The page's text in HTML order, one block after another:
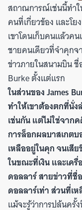
สถาณการณ์เช่นนี้ทำใ
คนที่เกี่ยวข้อง และโย
เขาโดนเก็บคนแล้วคน
ชายคนเดียวที่จำคุก
ข่าวภายในสนามบิน ชื่
Burke ตั้งแต่แรก
ในส่วนของ James
ทำให้เขาต้องตกที่นั่ง
เช่นกัน แต่ไม่ใช่จาก
การล็อกผลบาสเกต
เหลืออยู่ในคุก จนเสี
ในขณะที่เงิน และเค
ดอลลาร์ สายข่าวที่ชื่
ดอลลาร์เท่า ส่วนที่เ
แม้จะรู้ว่าการปล้นครั้